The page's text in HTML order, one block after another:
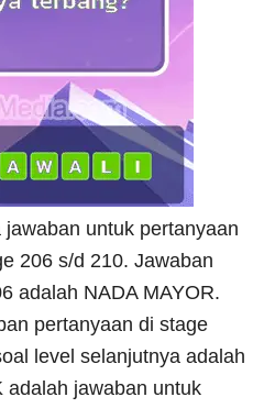
untuk pertanyaan
206 s/d 210. Jawaban
adalah NADA MAYOR.
pertanyaan di stage
level selanjutnya adalah
adalah jawaban untuk